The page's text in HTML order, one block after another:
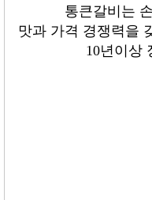
통큰갈비는
맛과 가격 경쟁력을
10년이상